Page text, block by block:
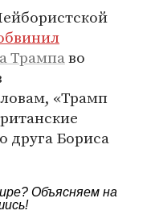
Трампаво
«Трамп
друга Бориса
Объясняем на